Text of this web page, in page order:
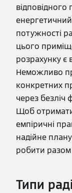
енергетичний
потужності
цього
розрахунку є
Неможливо
конкретних
через безліч
Щоб
емпіричні
надійне
робити
Типи